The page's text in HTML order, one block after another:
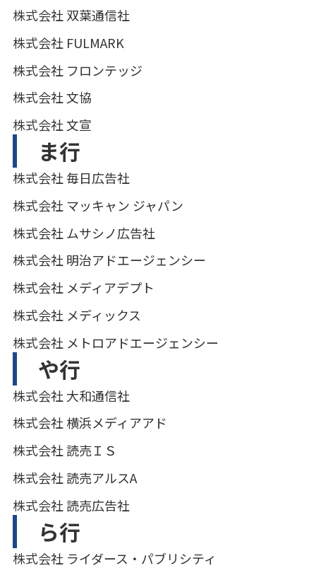
株式会社 双葉通信社
株式会社 FULMARK
株式会社 フロンテッジ
株式会社 文協
株式会社 文宣
ま行
株式会社 毎日広告社
株式会社 マッキャン ジャパン
株式会社 ムサシノ広告社
株式会社 明治アドエージェンシー
株式会社 メディアデプト
株式会社 メディックス
株式会社 メトロアドエージェンシー
や行
株式会社 大和通信社
株式会社 横浜メディアアド
株式会社 読売ＩＳ
株式会社 読売アルスA
株式会社 読売広告社
ら行
株式会社 ライダース・パブリシティ